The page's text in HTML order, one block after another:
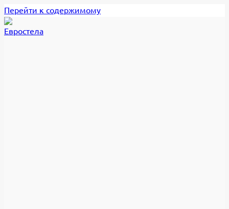
Перейти к содержимому